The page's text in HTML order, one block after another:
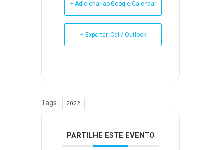
+ Adicionar ao Google Calendar
+ Exportar iCal / Outlook
Tags: 2022
PARTILHE ESTE EVENTO